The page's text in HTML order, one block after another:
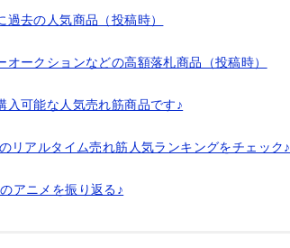
過去の人気商品（投稿時）
オークションなどの高額落札商品（投稿時）
入可能な人気売れ筋商品です♪
リアルタイム売れ筋人気ランキングをチェック♪
アニメを振り返る♪